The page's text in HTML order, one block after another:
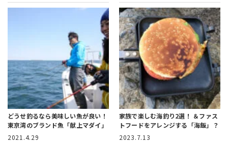
どうせ釣るなら美味しい魚が良い！
東京湾のブランド魚「献上マダイ」
2021.4.29
家族で楽しむ海釣り2選！ ＆ファス
トフードをアレンジする「海飯」？
2023.7.13